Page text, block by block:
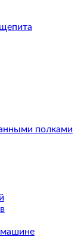
полками